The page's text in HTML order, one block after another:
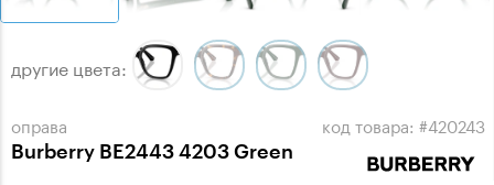
оправа
Burberry BE2443 4203 Green
код товара: #420243
другие цвета: